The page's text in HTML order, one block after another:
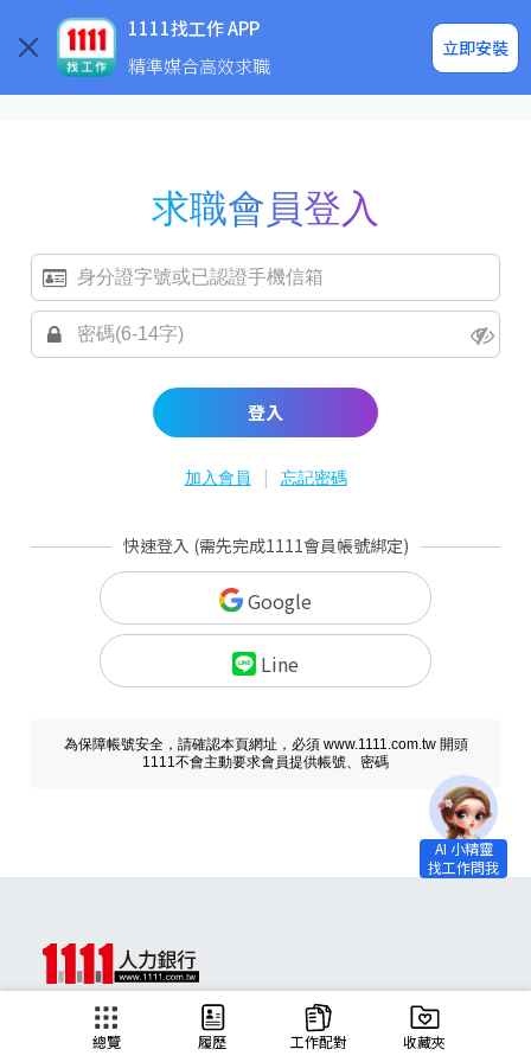
1111找工作 APP
精準媒合高效求職
立即安裝
企業求才
求職會員登入
登入
加入會員 | 忘記密碼
快速登入 (需先完成1111會員帳號綁定)
Google
Line
為保障帳號安全，請確認本頁網址，必須 www.1111.com.tw 開頭
1111不會主動要求會員提供帳號、密碼
總覽 履歷 工作配對 收藏夾